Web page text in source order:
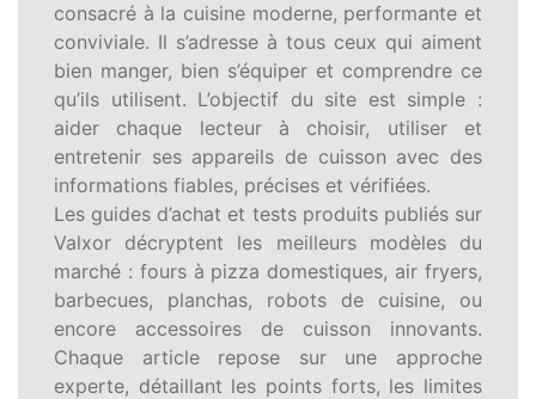
consacré à la cuisine moderne, performante et
conviviale. Il s’adresse à tous ceux qui aiment
bien manger, bien s’équiper et comprendre ce
qu’ils utilisent. L’objectif du site est simple :
aider chaque lecteur à choisir, utiliser et
entretenir ses appareils de cuisson avec des
informations fiables, précises et vérifiées.
Les guides d’achat et tests produits publiés sur
Valxor décryptent les meilleurs modèles du
marché : fours à pizza domestiques, air fryers,
barbecues, planchas, robots de cuisine, ou
encore accessoires de cuisson innovants.
Chaque article repose sur une approche
experte, détaillant les points forts, les limites